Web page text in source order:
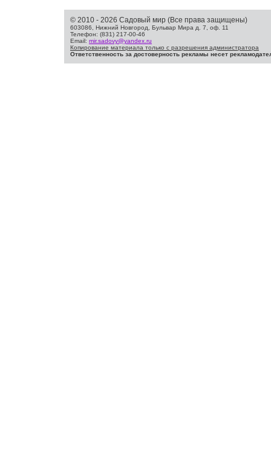
© 2010 - 2026 Садовый мир (Все права защищены)
603086, Нижний Новгород, Бульвар Мира д. 7, оф. 11
Телефон: (831) 217-00-46
Email: mir.sadovy@yandex.ru
Копирование материала только с разрешения администратора
Ответственность за достоверность рекламы несет